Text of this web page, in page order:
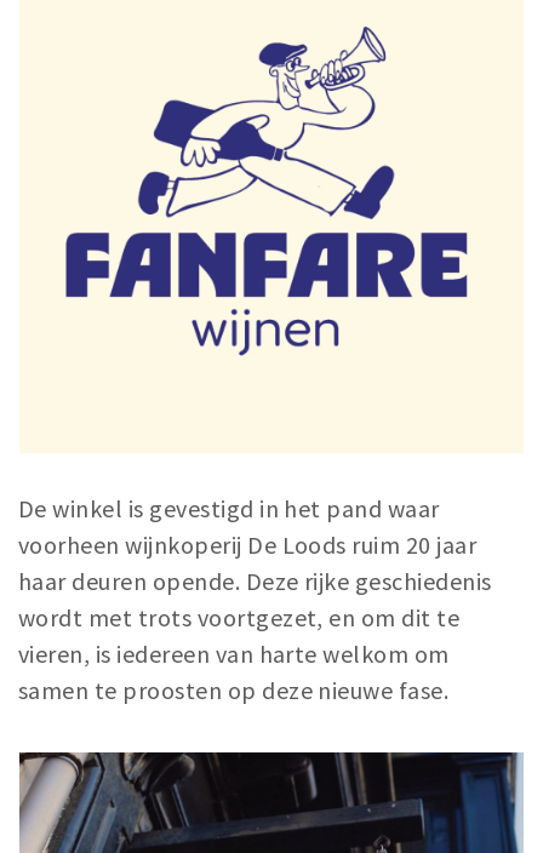
De winkel is gevestigd in het pand waar
voorheen wijnkoperij De Loods ruim 20 jaar
haar deuren opende. Deze rijke geschiedenis
wordt met trots voortgezet, en om dit te
vieren, is iedereen van harte welkom om
samen te proosten op deze nieuwe fase.